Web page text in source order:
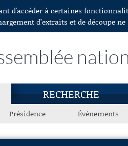
d'accéder à certaines
d’extraits et de découpe
RECHERCHE
Présidence Évènements